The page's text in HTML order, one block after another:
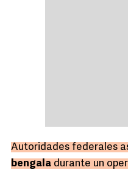
Autoridades federales
bengala durante un